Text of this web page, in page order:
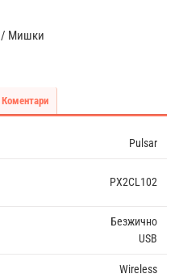
/ Мишки
Коментари
Pulsar
PX2CL102
Безжично
USB
Wireless